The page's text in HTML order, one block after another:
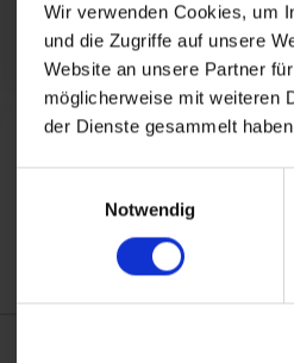
Wir verwenden Cookies, um
und die Zugriffe auf unsere
Website an unsere Partner
möglicherweise mit weiteren
der Dienste gesammelt
Notwendig
29.07.2026
Über die
Glasflügelzikaden